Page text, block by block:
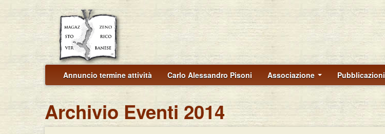
Annuncio termine attività Carlo Alessandro Pisoni Associazione Pubblicazioni
Archivio Eventi 2014